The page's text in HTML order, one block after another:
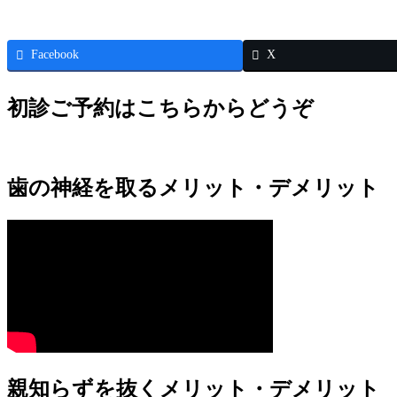
Facebook X
初診ご予約はこちらからどうぞ
歯の神経を取るメリット・デメリット
親知らずを抜くメリット・デメリット